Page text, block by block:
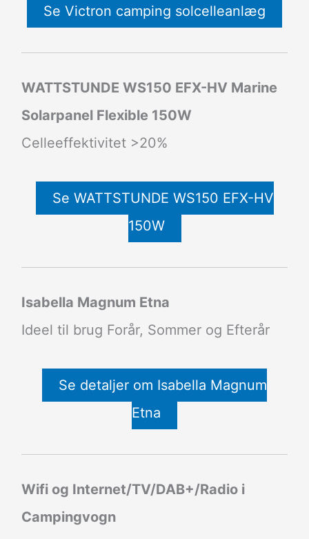
Se Victron camping solcelleanlæg
WATTSTUNDE WS150 EFX-HV Marine
Solarpanel Flexible 150W
Celleeffektivitet >20%
Se WATTSTUNDE WS150 EFX-HV
150W
Isabella Magnum Etna
Ideel til brug Forår, Sommer og Efterår
Se detaljer om Isabella Magnum
Etna
Wifi og Internet/TV/DAB+/Radio i
Campingvogn